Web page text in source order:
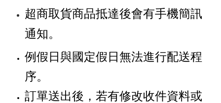
超商取貨商品抵達後會有手機簡訊
通知。
例假日與國定假日無法進行配送程
序。
訂單送出後，若有修改收件資料或